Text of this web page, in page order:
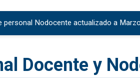
personal Nodocente actualizado a
Docente y